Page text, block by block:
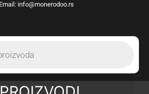
Email: info@monerodoo.rs